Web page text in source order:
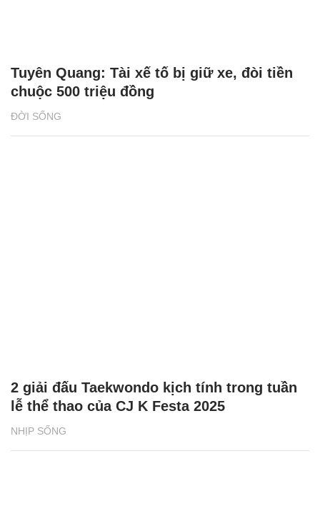
ĐỜI SỐNG
Tuyên Quang: Tài xế tố bị giữ xe, đòi tiền
chuộc 500 triệu đồng
NHỊP SỐNG
2 giải đấu Taekwondo kịch tính trong tuần
lễ thể thao của CJ K Festa 2025